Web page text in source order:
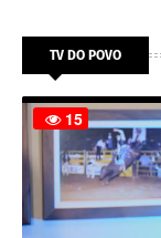
TV DO POVO